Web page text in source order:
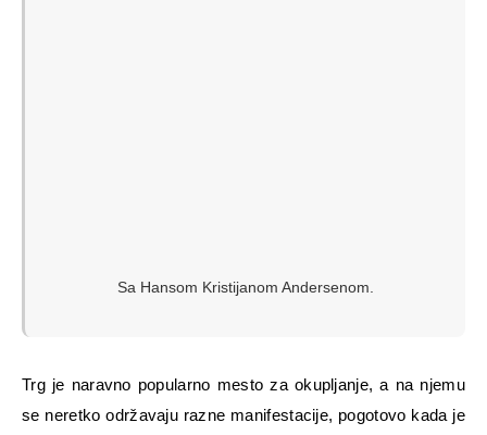
Sa Hansom Kristijanom Andersenom.
Trg je naravno popularno mesto za okupljanje, a na njemu
se neretko održavaju razne manifestacije, pogotovo kada je